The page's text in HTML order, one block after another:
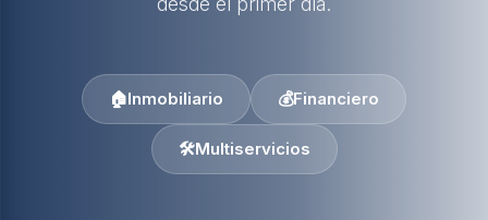
🏠Inmobiliario 💰Financiero
🛠️Multiservicios